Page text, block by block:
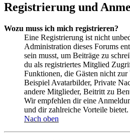
Registrierung und
Wozu muss ich mich registrieren?
Eine Registrierung ist nicht
Administration dieses Forums
sein musst, um Beiträge zu
du als registriertes Mitglied
Funktionen, die Gästen nicht
Beispiel Avatarbilder, Private
andere Mitglieder, Beitritt zu
Wir empfehlen dir eine
und dir zahlreiche Vorteile bietet.
Nach oben